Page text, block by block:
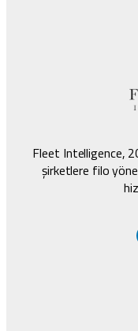
Fleet Intelligence,
şirketlere filo